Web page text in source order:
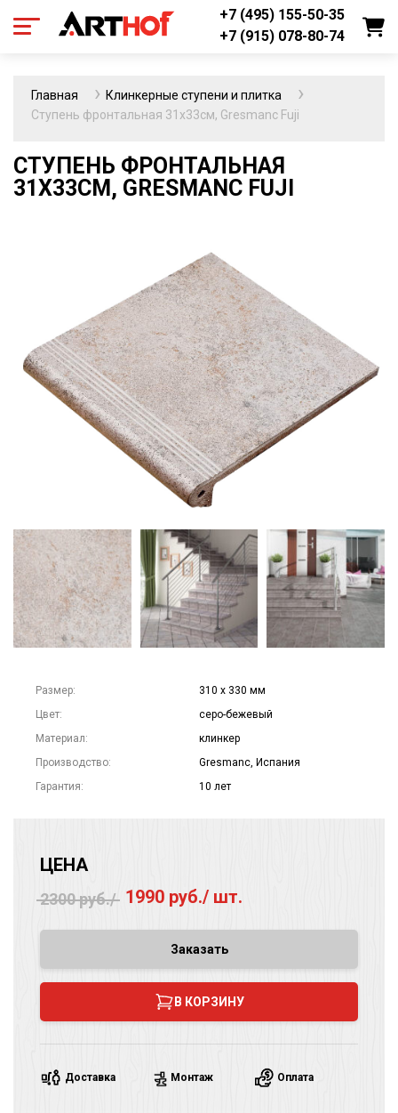
+7 (495) 155-50-35
+7 (915) 078-80-74
Главная
Клинкерные ступени и плитка
Ступень фронтальная 31х33см, Gresmanc Fuji
СТУПЕНЬ ФРОНТАЛЬНАЯ
31Х33СМ, GRESMANC FUJI
Размер:
310 х 330 мм
Цвет:
серо-бежевый
Материал:
клинкер
Производство:
Gresmanc, Испания
Гарантия:
10 лет
ЦЕНА
2300 руб./ 1990 руб./ шт.
Заказать
В КОРЗИНУ
Доставка Монтаж Оплата